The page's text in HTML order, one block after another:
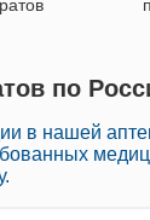
по
в нашей